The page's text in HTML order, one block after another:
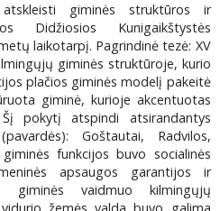
atskleisti giminės struktūros ir
Didžiosios Kunigaikštystės
laikotarpį. Pagrindinė tezė: XV
giminės struktūroje, kurio
plačios giminės modelį pakeitė
giminė, kurioje akcentuotas
pokytį atspindi atsirandantys
Goštautai, Radvilos,
funkcijos buvo socialinės
apsaugos garantijos ir
giminės vaidmuo kilmingųjų